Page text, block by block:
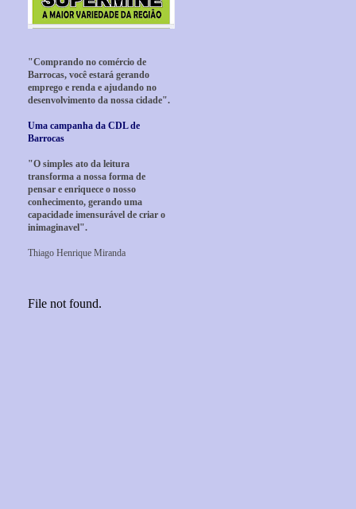
"Comprando no comércio de
Barrocas, você estará gerando
emprego e renda e ajudando no
desenvolvimento da nossa cidade".
Uma campanha da CDL de
Barrocas
"O simples ato da leitura
transforma a nossa forma de
pensar e enriquece o nosso
conhecimento, gerando uma
capacidade imensurável de criar o
inimaginavel".
Thiago Henrique Miranda